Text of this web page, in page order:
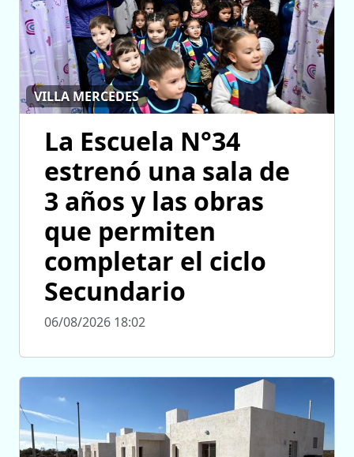
VILLA MERCEDES
La Escuela N°34
estrenó una sala de
3 años y las obras
que permiten
completar el ciclo
Secundario
06/08/2026 18:02